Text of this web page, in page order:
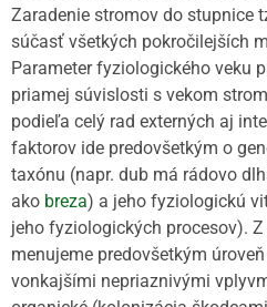
Zaradenie stromov do stupnice
súčasť všetkých pokročilejších
Parameter fyziologického veku
priamej súvislosti s vekom
podieľa celý rad externých aj
faktorov ide predovšetkým o
taxónu (napr. dub má rádovo
ako breza) a jeho fyziologickú
jeho fyziologických procesov).
menujeme predovšetkým
vonkajšími nepriaznivými